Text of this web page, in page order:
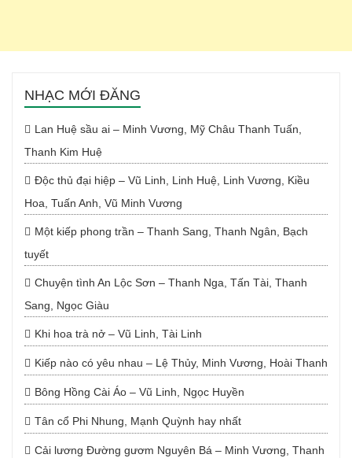
NHẠC MỚI ĐĂNG
Lan Huệ sầu ai – Minh Vương, Mỹ Châu Thanh Tuấn,
Thanh Kim Huệ
Độc thủ đại hiệp – Vũ Linh, Linh Huệ, Linh Vương, Kiều
Hoa, Tuấn Anh, Vũ Minh Vương
Một kiếp phong trần – Thanh Sang, Thanh Ngân, Bạch
tuyết
Chuyện tình An Lộc Sơn – Thanh Nga, Tấn Tài, Thanh
Sang, Ngọc Giàu
Khi hoa trà nở – Vũ Linh, Tài Linh
Kiếp nào có yêu nhau – Lệ Thủy, Minh Vương, Hoài Thanh
Bông Hồng Cài Áo – Vũ Linh, Ngọc Huyền
Tân cổ Phi Nhung, Mạnh Quỳnh hay nhất
Cải lương Đường gươm Nguyên Bá – Minh Vương, Thanh